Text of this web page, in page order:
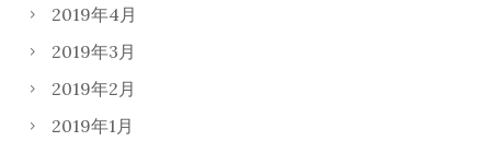
2019年4月
2019年3月
2019年2月
2019年1月